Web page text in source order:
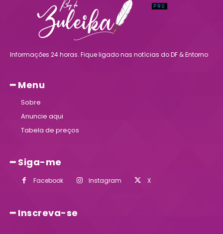
Informações 24 horas. Fique ligado nas notícias do DF & Entorno
━ Menu
Sobre
Anuncie aqui
Tabela de preços
━ Siga-me
Facebook Instagram X
━ Inscreva-se